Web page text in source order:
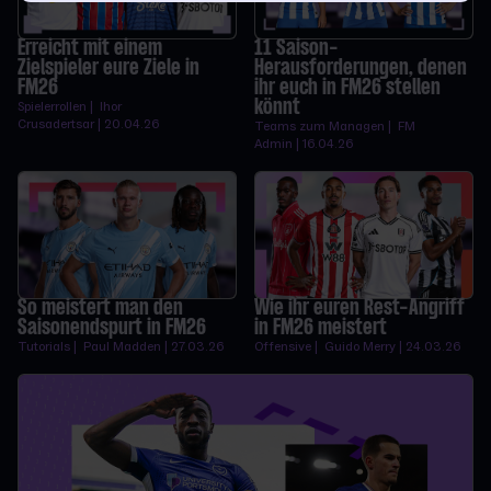
Erreicht mit einem
Zielspieler eure Ziele in
FM26
Spielerrollen | Ihor
Crusadertsar | 20.04.26
11 Saison-
Herausforderungen, denen
ihr euch in FM26 stellen
könnt
Teams zum Managen | FM
Admin | 16.04.26
So meistert man den
Saisonendspurt in FM26
Tutorials | Paul Madden | 27.03.26
Wie ihr euren Rest-Angriff
in FM26 meistert
Offensive | Guido Merry | 24.03.26